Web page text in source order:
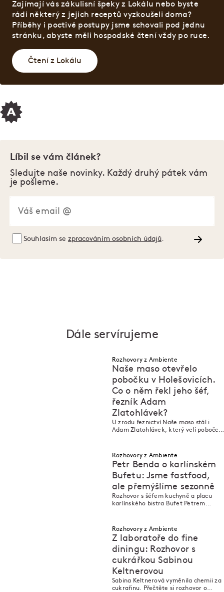
Zajímají vás zákulisní špeky z Lokálu nebo byste
rádi některý z jejich receptů vyzkoušeli doma?
Příběhy i poctivé postupy jsme schovali pod jednu
stránku, abyste měli hospodské čtení vždy po ruce.
Čtení z Lokálu
Líbil se vám článek?
Sledujte naše novinky. Každý druhý pátek vám
je pošleme.
Souhlasím se zpracováním osobních údajů
Dále servírujeme
Rozhovory z Ambiente
Naše maso otevřelo
pobočku v Holešovicích.
Co o něm řekl jeho šéf,
řezník Adam
Zlatohlávek?
U zrodu řeznictví Naše maso stál i
Adam Zlatohlávek, který velí pobočce
Rozhovory z Ambiente
Petr Benda o karlínském
Bufetu: Jsme fastfood,
ale přemýšlíme sezonně
Rozhovor s šéfem kuchyně a placu
karlínského bistra Bufet Petrem
Rozhovory z Ambiente
Z laboratoře do fine
diningu: Rozhovor s
cukrářkou Sabinou
Keltnerovou
Sabina Keltnerová vyměnila chemii za
cukrařinu. Přečtěte si rozhovor o